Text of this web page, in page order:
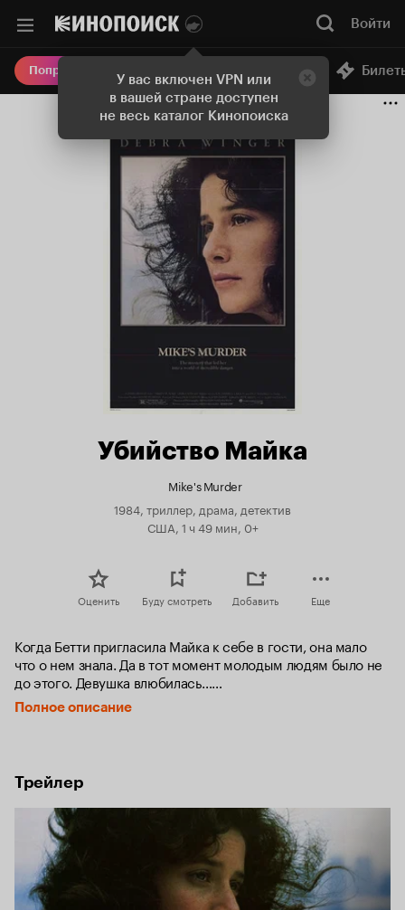
У вас включен VPN или
в вашей стране доступен
не весь каталог Кинопоиска
Войти
Попробовать Плюс Онлайн-кинотеатр
Убийство Майка
Mike's Murder
1984, триллер, драма, детектив
США, 1 ч 49 мин, 0+
Оценить Буду смотреть Добавить Еще
Когда Бетти пригласила Майка к себе в гости, она мало
что о нем знала. Да в тот момент молодым людям было не
до этого. Девушка влюбилась…
Однако позже Бетти стало известно, чем Майк занимается
предстоит попасть именно в этот мир...
Полное описание
Трейлер